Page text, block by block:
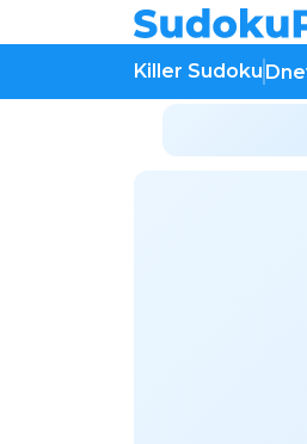
Killer Sudoku